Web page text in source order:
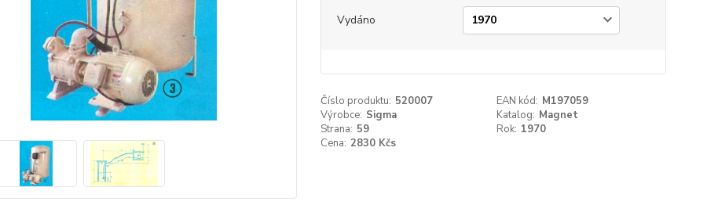
Vydáno
Číslo produktu: 520007 EAN kód: M197059
Výrobce: Sigma Katalog: Magnet
Strana: 59 Rok: 1970
Cena: 2830 Kčs